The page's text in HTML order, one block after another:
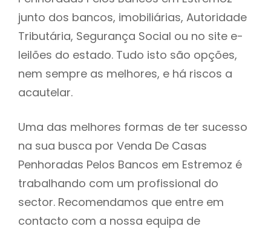
junto dos bancos, imobiliárias, Autoridade
Tributária, Segurança Social ou no site e-
leilões do estado. Tudo isto são opções,
nem sempre as melhores, e há riscos a
acautelar.
Uma das melhores formas de ter sucesso
na sua busca por Venda De Casas
Penhoradas Pelos Bancos em Estremoz é
trabalhando com um profissional do
sector. Recomendamos que entre em
contacto com a nossa equipa de